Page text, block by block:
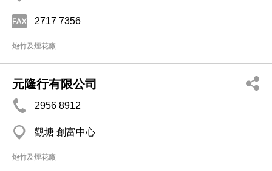
2717 7356
炮竹及煙花廠
元隆行有限公司
2956 8912
觀塘 創富中心
炮竹及煙花廠